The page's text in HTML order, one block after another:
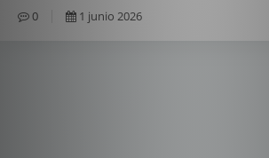
0
1 junio 2026